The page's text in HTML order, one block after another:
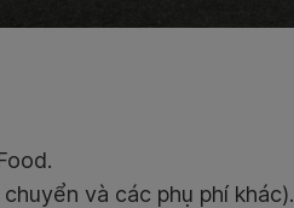
và các phụ phí khác).